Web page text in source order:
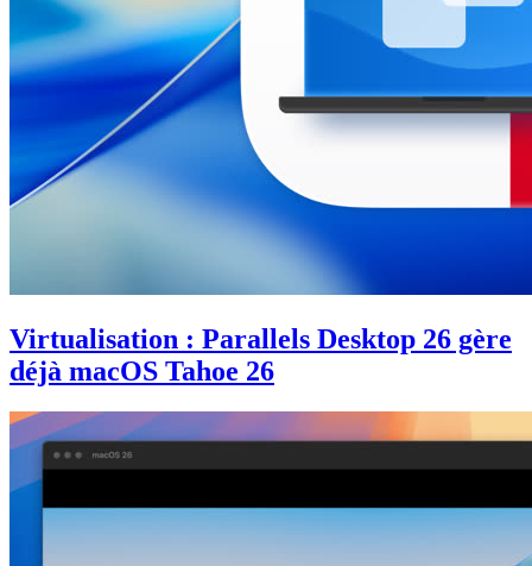
Virtualisation : Parallels Desktop 26 gère
déjà macOS Tahoe 26